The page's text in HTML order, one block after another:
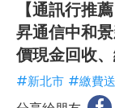
【通訊行推
昇通信中和
價現金回收
#新北市 #繳費